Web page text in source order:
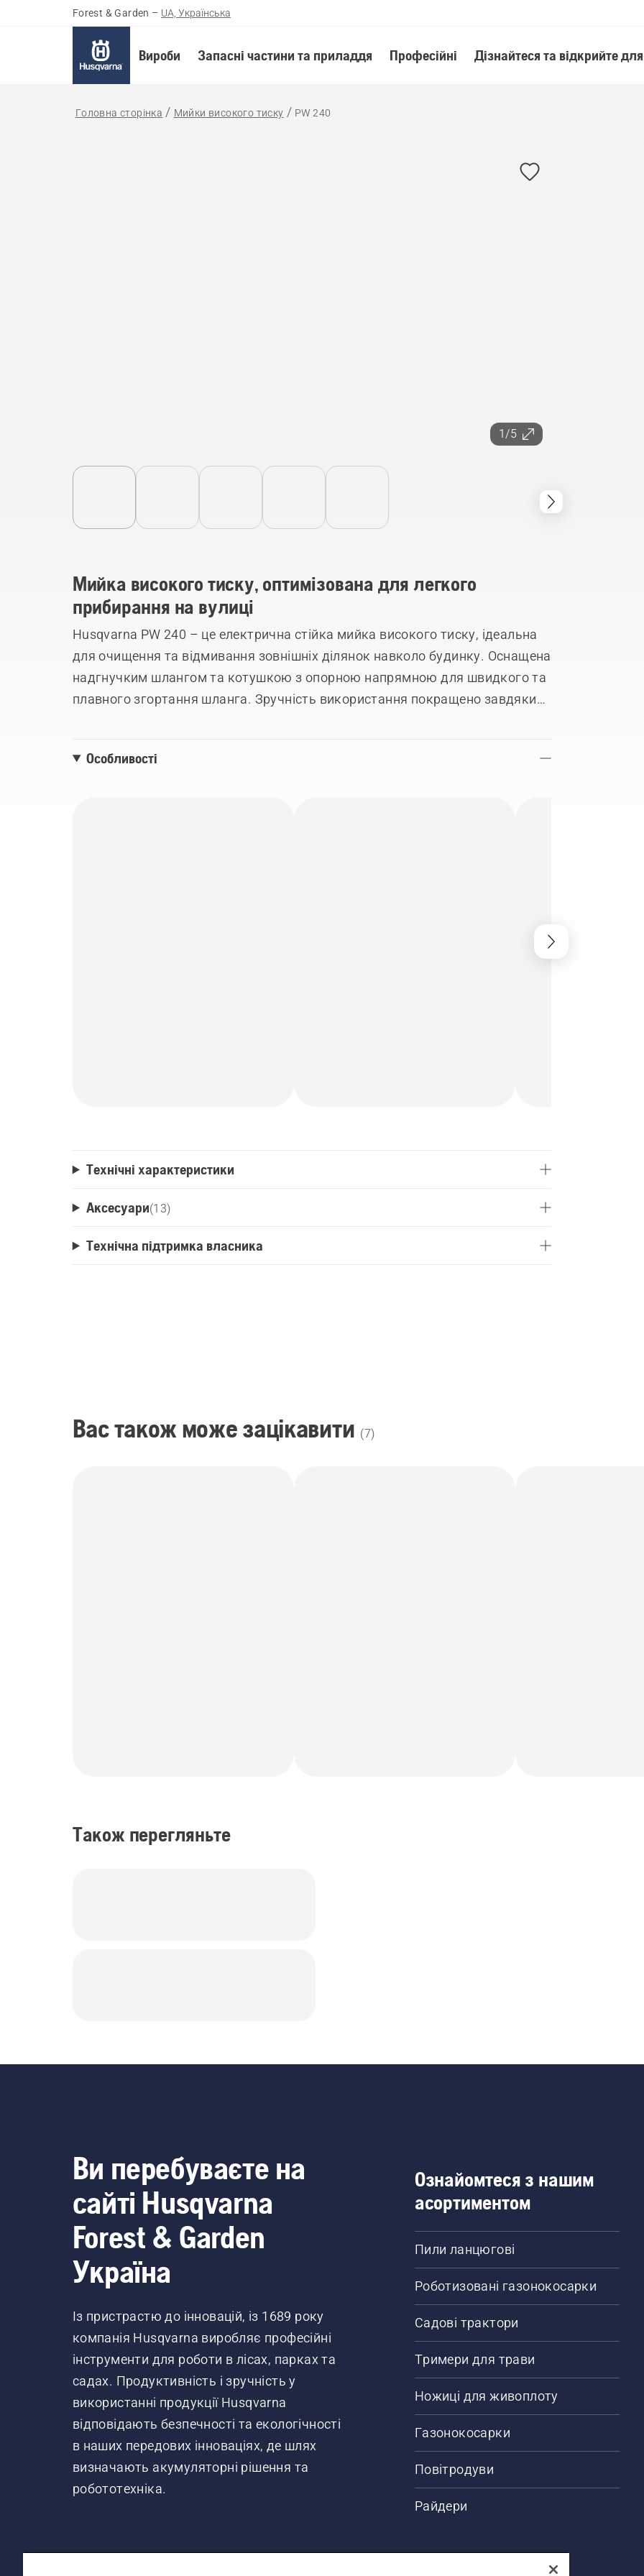
Forest & Garden – UA, Українська
Вироби Запасні частини та приладдя Професійні Дізнайтеся та відкрийте
Головна сторінка Мийки високого тиску PW 240
1/5
Мийка високого тиску, оптимізована для легкого
прибирання на вулиці
Husqvarna PW 240 – це електрична стійка мийка високого тиску, ідеальна
для очищення та відмивання зовнішніх ділянок навколо будинку. Оснащена
надгнучким шлангом та котушкою з опорною напрямною для швидкого та
плавного згортання шланга. Зручність використання покращено завдяки
для забезпечення ідеального рівня тиску. Функції подвійного повороту та
Особливості
Технічні характеристики
Аксесуари(13)
Технічна підтримка власника
Вас також може зацікавити (7)
Також перегляньте
Ви перебуваєте на
сайті Husqvarna
Forest & Garden
Україна
Із пристрастю до інновацій, із 1689 року
компанія Husqvarna виробляє професійні
інструменти для роботи в лісах, парках та
садах. Продуктивність і зручність у
використанні продукції Husqvarna
відповідають безпечності та екологічності
в наших передових інноваціях, де шлях
визначають акумуляторні рішення та
робототехніка.
Ознайомтеся з нашим
асортиментом
Пили ланцюгові
Роботизовані газонокосарки
Садові трактори
Тримери для трави
Ножиці для живоплоту
Газонокосарки
Повітродуви
Райдери